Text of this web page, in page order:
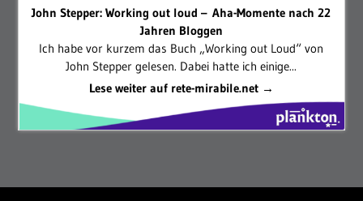
John Stepper: Working out loud – Aha-Momente nach 22
Jahren Bloggen
Ich habe vor kurzem das Buch „Working out Loud“ von
John Stepper gelesen. Dabei hatte ich einige...
Lese weiter auf rete-mirabile.net →